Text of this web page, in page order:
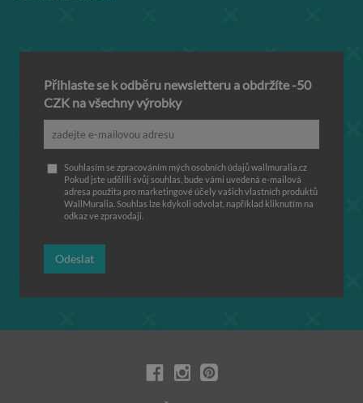
Přihlaste se k odběru newsletteru a obdržíte -50
CZK na všechny výrobky
Souhlasím se zpracováním mých osobních údajů wallmuralia.cz
Pokud jste udělili svůj souhlas, bude vámi uvedená e-mailová
adresa použita pro marketingové účely vašich vlastních produktů
WallMuralia. Souhlas lze kdykoli odvolat, například kliknutím na
odkaz ve zpravodaji.
Odeslat